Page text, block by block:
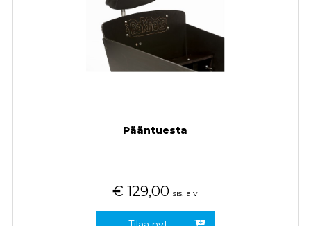
Pääntuesta
€ 129,00 sis. alv